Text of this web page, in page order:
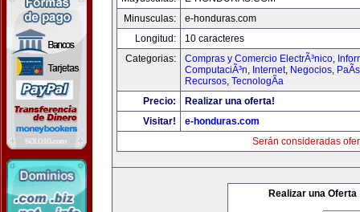
Minusculas:
e-honduras.com
Longitud:
10 caracteres
Categorias:
Compras y Comercio ElectrÃ³nico,
ComputaciÃ³n, Internet, Negocios,
Recursos, TecnologÃ­a
Precio:
Realizar una oferta!
Visitar!
e-honduras.com
Serán consideradas
Realizar una Oferta